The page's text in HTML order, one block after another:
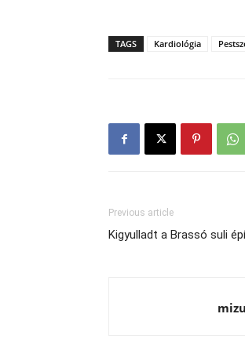
TAGS Kardiológia
Previous article
Kigyulladt a Brassó suli